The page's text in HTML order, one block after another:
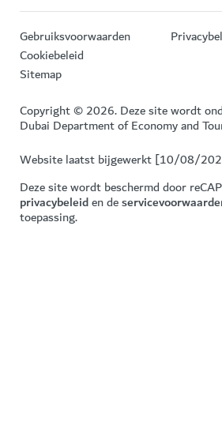
Gebruiksvoorwaarden
Cookiebeleid
Sitemap
Copyright © 2026. Deze site wordt
Dubai Department of Economy and
Website laatst bijgewerkt [10/08/
Deze site wordt beschermd door
privacybeleiden de
toepassing.